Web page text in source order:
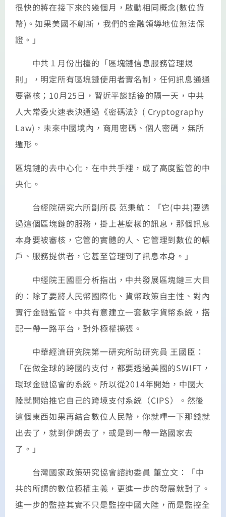
很快的將在接下來的幾個月，啟動相同概念(數位貨
幣)。如果美國不創新，我們的金融領導地位無法保
證。」
中共１月份出檯的「區塊鏈信息服務管理規
則」，明定所有區塊鏈使用者實名制，任何訊息通通
要審核；10月25日，習近平談話後的隔一天，中共
人大常委火速表決通過《密碼法》( Cryptography
Law)，未來中國境內，商用密碼、個人密碼，無所
遁形。
區塊鏈的去中心化，在中共手裡，成了高度監管的中
央化。
台經院研究六所副所長 范秉航：「它(中共)要透
過這個區塊鏈的服務，掛上甚麼樣的訊息，那個訊息
本身要被審核，它管的實體的人、它管理到數位的帳
戶、服務提供者，它甚至管理到了訊息本身。」
中經院王國臣分析指出，中共發展區塊鏈三大目
的：除了要將人民幣國際化、貨幣政策自主性、對內
實行金融監管。中共有意建立一套數字貨幣系統，搭
配一帶一路平台，對外極權擴張。
中華經濟研究院第一研究所助研究員 王國臣：
「在做全球的跨國的支付，都要透過美國的SWIFT，
環球金融協會的系統。所以從2014年開始，中國大
陸就開始推它自己的跨境支付系統（CIPS）。然後
這個東西如果再結合數位人民幣，你就嗶一下那錢就
出去了，就到伊朗去了，或是到一帶一路國家去
了。」
台灣國家政策研究協會諮詢委員 董立文：「中
共的所謂的數位極權主義，更進一步的發展就對了。
進一步的監控其實不只是監控中國大陸，而是監控全